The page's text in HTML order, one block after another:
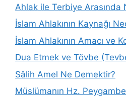
Ahlak ile Terbiye Arasında
İslam Ahlakının Kaynağı
İslam Ahlakının Amacı ve
Dua Etmek ve Tövbe
Sâlih Amel Ne Demektir?
Müslümanın Hz.